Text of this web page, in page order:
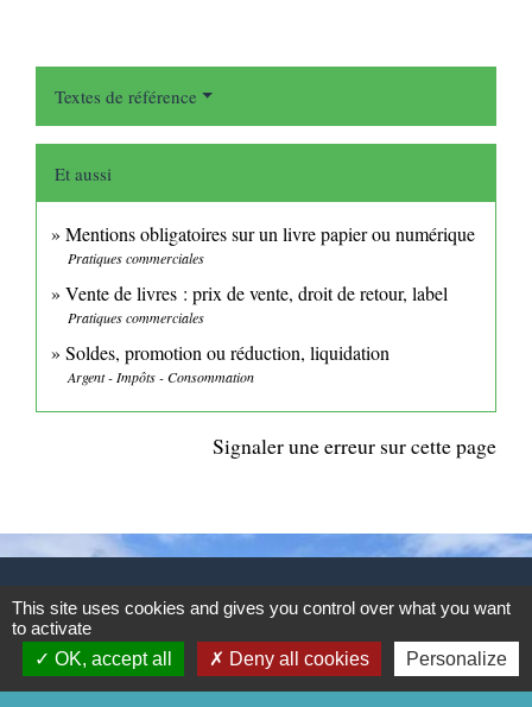
Textes de référence
Et aussi
Mentions obligatoires sur un livre papier ou numérique
Pratiques commerciales
Vente de livres : prix de vente, droit de retour, label
Pratiques commerciales
Soldes, promotion ou réduction, liquidation
Argent - Impôts - Consommation
Signaler une erreur sur cette page
CONTACTS
Commune de Mittainville
5 rue de la Mairie
78125 Mittainville - FRANCE
This site uses cookies and gives you control over what you want
to activate
OK, accept all
Deny all cookies Personalize